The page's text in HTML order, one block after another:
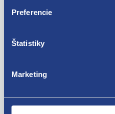
Preferencie
Štatistiky
Marketing